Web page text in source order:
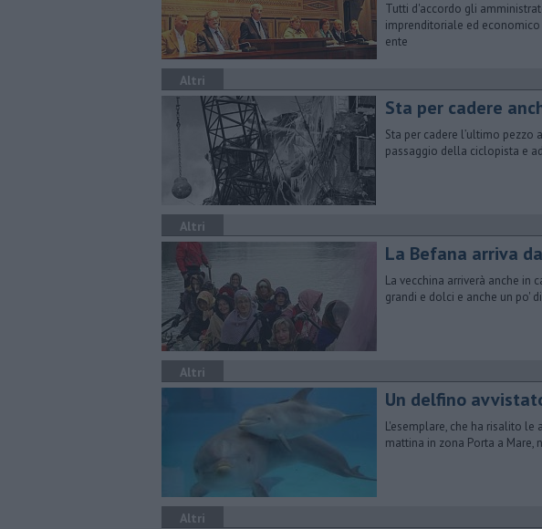
Tutti d'accordo gli
imprenditoriale ed
ente
Altri
Sta per cadere
Sta per cadere l’ultimo pezzo
passaggio della ciclopista e
Altri
La Befana arriva
La vecchina arriverà anche in
grandi e dolci e anche un po'
Altri
Un delfino
L'esemplare, che ha risalito
mattina in zona Porta a
Altri